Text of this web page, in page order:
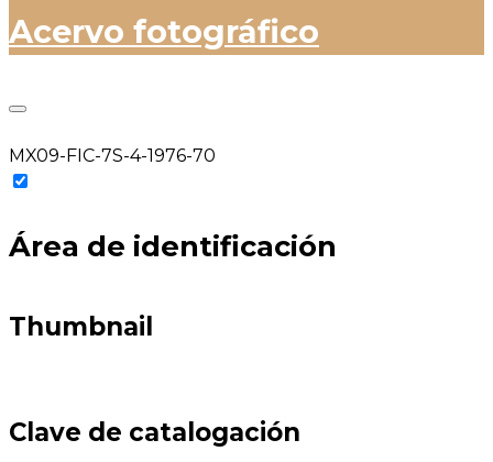
Acervo fotográfico
MX09-FIC-7S-4-1976-70
Área de identificación
Thumbnail
Clave de catalogación